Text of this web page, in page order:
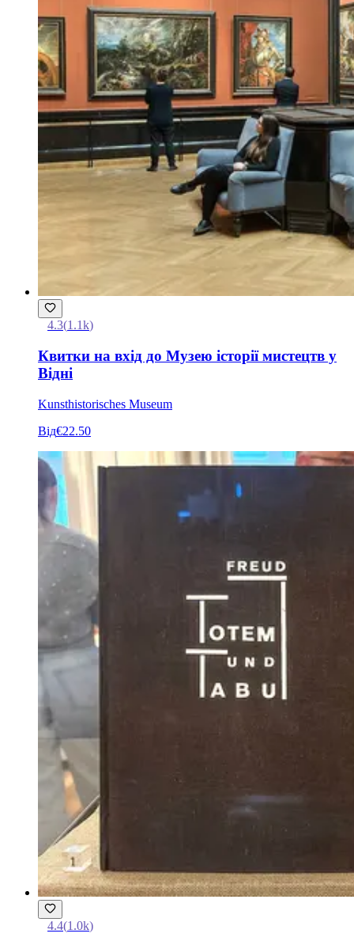
4.3(1.1k)
Квитки на вхід до Музею історії мистецтв у
Відні
Kunsthistorisches Museum
Від€22.50
4.4(1.0k)